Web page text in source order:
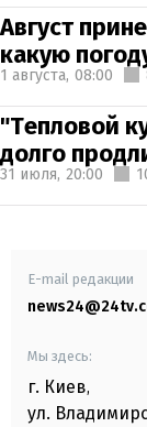
Август
какую
1 августа, 08:00
"Тепловой
долго
31 июля, 20:00
E-mail редакции
Мы здесь:
г. Киев,
ул.